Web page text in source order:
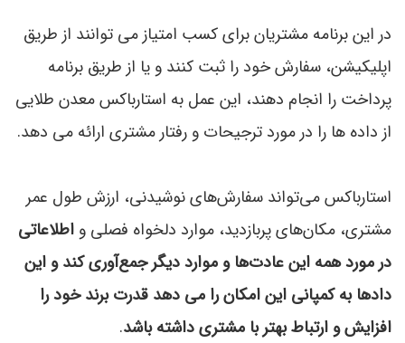
در این برنامه مشتریان برای کسب امتیاز می توانند از طریق
اپلیکیشن، سفارش خود را ثبت کنند و یا از طریق برنامه
پرداخت را انجام دهند، این عمل به استارباکس معدن طلایی
از داده ها را در مورد ترجیحات و رفتار مشتری ارائه می دهد.
استارباکس می‌تواند سفارش‌های نوشیدنی، ارزش طول عمر
مشتری، مکان‌های پربازدید، موارد دلخواه فصلی و اطلاعاتی
در مورد همه این عادت‌ها و موارد دیگر جمع‌آوری کند و این
دادها به کمپانی این امکان را می دهد قدرت برند خود را
افزایش و ارتباط بهتر با مشتری داشته باشد.